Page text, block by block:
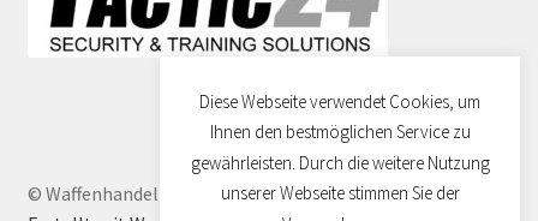
© Waffenhandel Dresden 2026
Diese Webseite verwendet Cookies, um
Ihnen den bestmöglichen Service zu
gewährleisten. Durch die weitere Nutzung
unserer Webseite stimmen Sie der